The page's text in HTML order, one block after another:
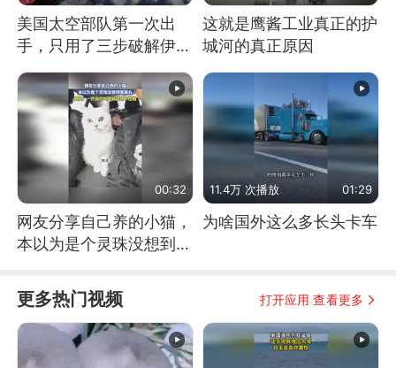
美国太空部队第一次出
手，只用了三步破解伊朗
这就是鹰酱工业真正的护
城河的真正原因
00:32
网友分享自己养的小猫，
本以为是个灵珠没想到是
11.4万 次播放 01:29
为啥国外这么多长头卡车
更多热门视频 打开应用 查看更多